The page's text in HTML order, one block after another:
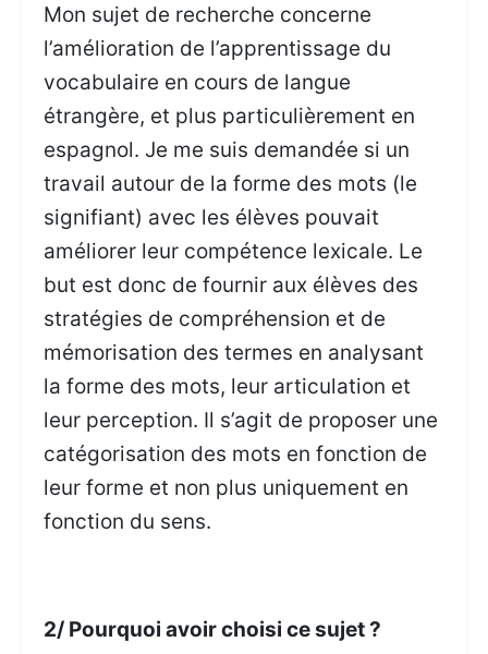
Mon sujet de recherche concerne
l’amélioration de l’apprentissage du
vocabulaire en cours de langue
étrangère, et plus particulièrement en
espagnol. Je me suis demandée si un
travail autour de la forme des mots (le
signifiant) avec les élèves pouvait
améliorer leur compétence lexicale. Le
but est donc de fournir aux élèves des
stratégies de compréhension et de
mémorisation des termes en analysant
la forme des mots, leur articulation et
leur perception. Il s’agit de proposer une
catégorisation des mots en fonction de
leur forme et non plus uniquement en
fonction du sens.
2/ Pourquoi avoir choisi ce sujet ?